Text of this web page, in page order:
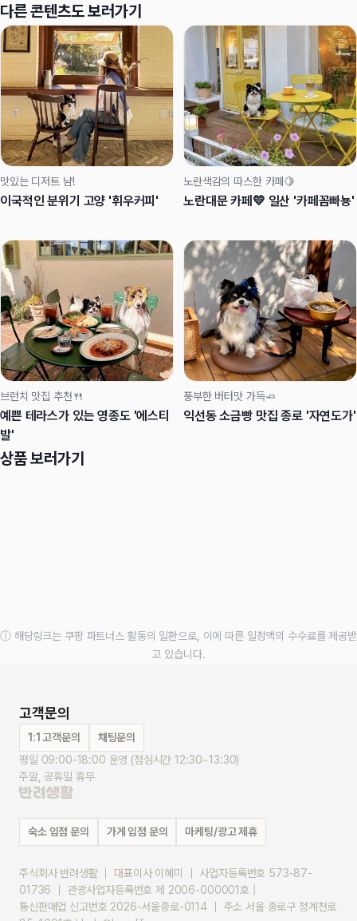
다른 콘텐츠도 보러가기
맛있는 디저트 냠!
이국적인 분위기 고양 '휘우커피'
노란색감의 따스한 카페🍋
노란대문 카페💛 일산 '카페꼼빠뇽'
브런치 맛집 추천🍴
예쁜 테라스가 있는 영종도 '에스티
발'
풍부한 버터맛 가득🧈
익선동 소금빵 맛집 종로 '자연도가'
상품 보러가기
ⓘ 해당링크는 쿠팡 파트너스 활동의 일환으로, 이에 따른 일정액의 수수료를 제공받
고 있습니다.
고객문의
1:1 고객문의
채팅문의
평일 09:00-18:00 운영 (점심시간 12:30~13:30)
주말, 공휴일 휴무
숙소 입점 문의 가게 입점 문의 마케팅/광고 제휴
주식회사 반려생활 ｜ 대표이사 이혜미 ｜ 사업자등록번호 573-87-
01736 ｜ 관광사업자등록번호 제 2006-000001호 |
통신판매업 신고번호 2026-서울종로-0114 ｜ 주소 서울 종로구 청계천로